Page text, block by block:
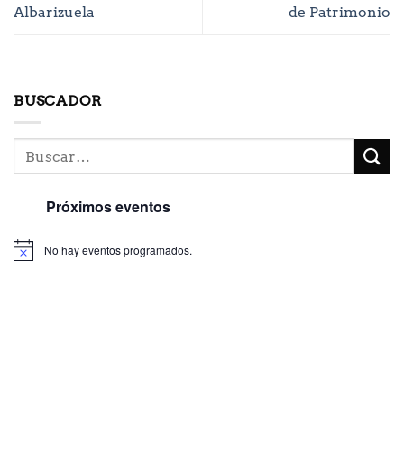
Albarizuela
de Patrimonio
BUSCADOR
Próximos eventos
No hay eventos programados.